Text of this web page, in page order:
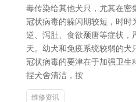
毒传染给其他犬只，尤其在密
冠状病毒的躲闪期较短，时时
逆、泻肚、食欲颓唐等症状，
天。幼犬和免疫系统较弱的犬
冠状病毒的要津在于加强卫生
捏犬舍清洁，按
维修资讯